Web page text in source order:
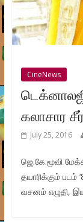
CineNews
கலாசார
July 25, 2016
ஜெ.கே.மூவி
தயாரிக்கும்
வசனம் எழுதி,